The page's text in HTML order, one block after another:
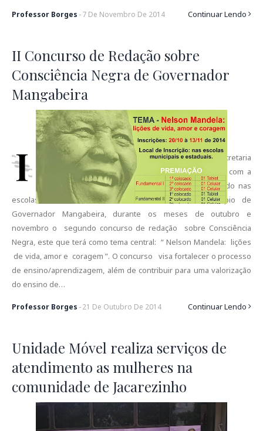
Professor Borges -7 De Novembro De 2014 Continuar Lendo
II Concurso de Redação sobre
Consciência Negra de Governador
Mangabeira
I
nformamos a todos e a todas que a SEPROMI – Secretaria
Municipal de Promoção da Igualdade, em parceria com a
Secretaria de Educação - SEC, estará desenvolvendo nas
escolas de Ensino Fundamental e Médio do município de
Governador Mangabeira, durante os meses de outubro e
novembro o segundo concurso de redação sobre Consciência
Negra, este que terá como tema central: “ Nelson Mandela: lições
de vida, amor e coragem ”. O concurso visa fortalecer o processo
de ensino/aprendizagem, além de contribuir para uma valorização
do ensino de…
Professor Borges -21 De Outubro De 2014 Continuar Lendo
Unidade Móvel realiza serviços de
atendimento as mulheres na
comunidade de Jacarezinho